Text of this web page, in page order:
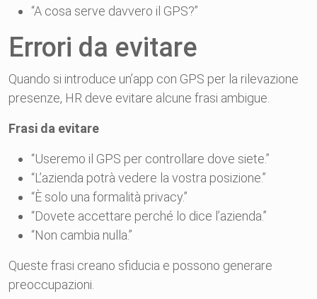
“A cosa serve davvero il GPS?”
Errori da evitare
Quando si introduce un’app con GPS per la rilevazione
presenze, HR deve evitare alcune frasi ambigue.
Frasi da evitare
“Useremo il GPS per controllare dove siete.”
“L’azienda potrà vedere la vostra posizione.”
“È solo una formalità privacy.”
“Dovete accettare perché lo dice l’azienda.”
“Non cambia nulla.”
Queste frasi creano sfiducia e possono generare
preoccupazioni.